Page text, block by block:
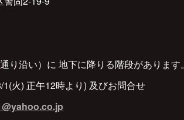
り沿い）に 地下に降りる階段があります。
火) 正午12時より) 及びお問合せ